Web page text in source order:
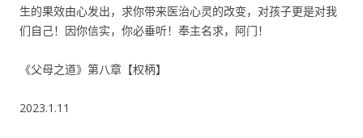
生的果效由心发出，求你带来医治心灵的改变，对孩子更是对我
们自己！因你信实，你必垂听！奉主名求，阿门！
《父母之道》第八章【权柄】
2023.1.11